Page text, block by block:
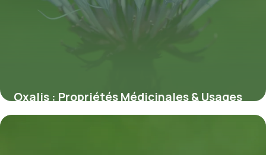
Oxalis : Propriétés Médicinales & Usages
8 juillet 2026